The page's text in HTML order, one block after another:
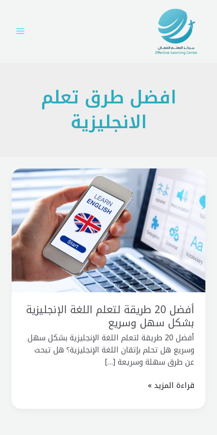
المحتوى
افضل طرق تعلم
الانجليزية
أفضل 20 طريقة لتعلم اللغة الإنجليزية
بشكل سهل وسريع
أفضل 20 طريقة لتعلم اللغة الإنجليزية بشكل سهل
وسريع هل تحلم بإتقان اللغة الإنجليزية؟ هل تبحث
عن طرق سهلة وسريعة […]
طريقة
لتعلم
اللغة
الإنجليزية
بشكل
سهل
وسريع
قراءة المزيد »